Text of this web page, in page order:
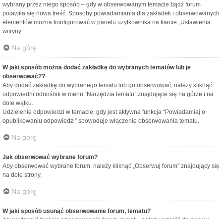
wybrany przez niego sposób – gdy w obserwowanym temacie bądź forum
pojawiła się nowa treść. Sposoby powiadamiania dla zakładek i obserwowanych
elementów można konfigurować w panelu użytkownika na karcie „Ustawienia
witryny”.
Na górę
W jaki sposób można dodać zakładkę do wybranych tematów lub je
obserwować??
Aby dodać zakładkę do wybranego tematu lub go obserwować, należy kliknąć
odpowiedni odnośnik w menu “Narzędzia tematu” znajdujące się na górze i na
dole wątku.
Udzielenie odpowiedzi w temacie, gdy jest aktywna funkcja “Powiadamiaj o
opublikowaniu odpowiedzi” spowoduje włączenie obserwowania tematu.
Na górę
Jak obserwować wybrane forum?
Aby obserwować wybrane forum, należy kliknąć „Obserwuj forum” znajdujący się
na dole strony.
Na górę
W jaki sposób usunąć obserwowanie forum, tematu?